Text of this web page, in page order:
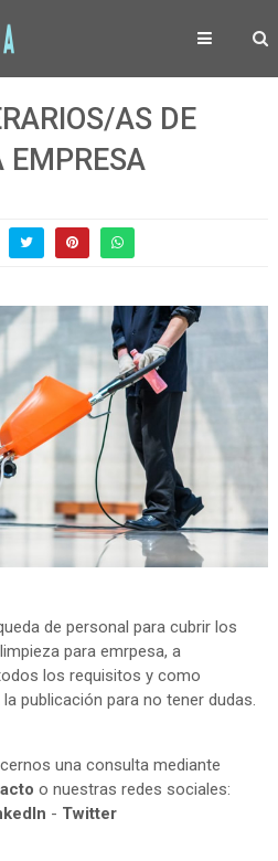
AS DE
EMPRESA
de personal para cubrir los
para emrpesa, a
los requisitos y como
publicación para no tener dudas.
una consulta mediante
o nuestras redes sociales:
- Twitter